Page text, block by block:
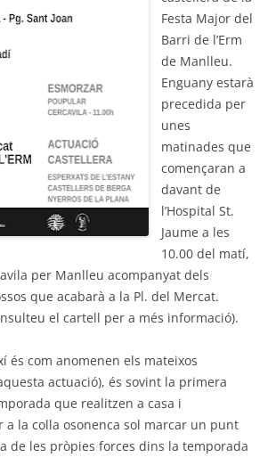
Festa Major del
Barri de l’Erm
de Manlleu.
Enguany estarà
precedida per
unes
matinades que
començaran a
davant de
l’Hospital St.
Jaume a les
10.00 del matí,
per Manlleu acompanyat dels
que acabarà a la Pl. del Mercat.
el cartell per a més informació).
és com anomenen els mateixos
actuació), és sovint la primera
que realitzen a casa i
la colla osonenca sol marcar un punt
de les pròpies forces dins la temporada